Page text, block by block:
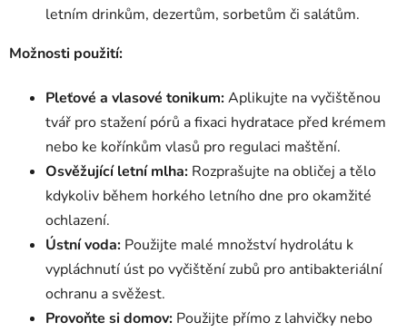
letním drinkům, dezertům, sorbetům či salátům.
Možnosti použití:
Pleťové a vlasové tonikum:Aplikujte na vyčištěnou
tvář pro stažení pórů a fixaci hydratace před krémem
nebo ke kořínkům vlasů pro regulaci maštění.
Osvěžující letní mlha: Rozprašujte na obličej a tělo
kdykoliv během horkého letního dne pro okamžité
ochlazení.
Ústní voda: Použijte malé množství hydrolátu k
vypláchnutí úst po vyčištění zubů pro antibakteriální
ochranu a svěžest.
Provoňte si domov: Použijte přímo z lahvičky nebo